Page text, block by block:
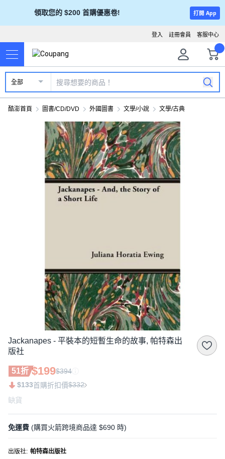
領取您的 $200 首購優惠卷! 打開 App
客服中心
註冊會員
登入
全部
酷澎首頁 圖書/CD/DVD 外國圖書 文學/小說 文學/古典
Jackanapes - 平裝本的短暫生命的故事, 帕特森出
版社
51折 $199$394
$133首購折扣價$332
缺貨
免運費 (購買火箭跨境商品達 $690 時)
出版社: 帕特森出版社